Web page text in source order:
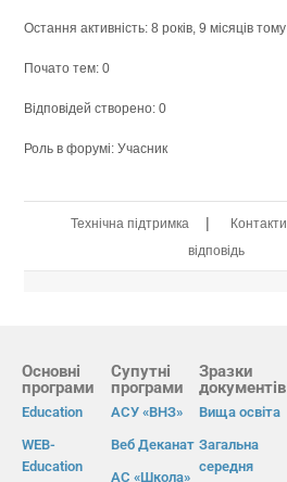
Остання активність: 8 років, 9 місяців тому
Почато тем: 0
Відповідей створено: 0
Роль в форумі: Учасник
Технічна підтримка | Контакти
відповідь
Основні
програми
Education
WEB-
Education
Супутні
програми
АСУ «ВНЗ»
Веб Деканат
АС «Школа»
Зразки
документів
Вища освіта
Загальна
середня